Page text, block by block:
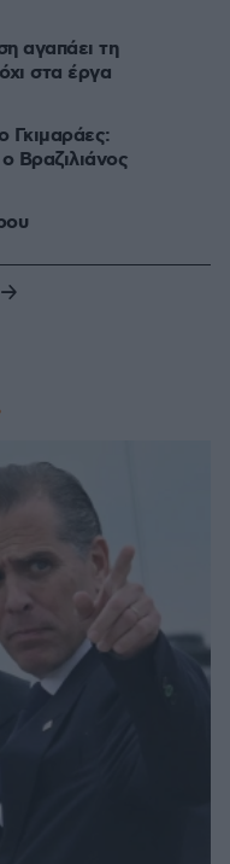
αγαπάει τη
στα έργα
Γκιμαράες:
Βραζιλιάνος